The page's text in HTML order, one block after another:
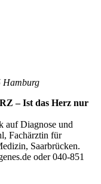
Hamburg
– Ist das Herz nur
auf Diagnose und
Fachärztin für
Saarbrücken.
oder 040-851